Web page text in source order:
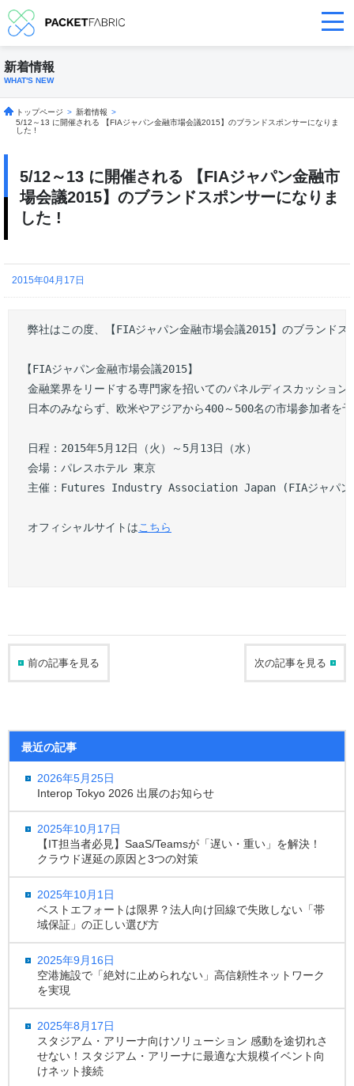
新着情報
WHAT'S NEW
トップページ > 新着情報 >
5/12～13 に開催される 【FIAジャパン金融市場会議2015】のブランドスポンサーになりま
した !
5/12～13 に開催される 【FIAジャパン金融市
場会議2015】のブランドスポンサーになりま
した !
2015年04月17日
弊社はこの度、【FIAジャパン金融市場会議2015】のブランドス
【FIAジャパン金融市場会議2015】
金融業界をリードする専門家を招いてのパネルディスカッション
日本のみならず、欧米やアジアから400～500名の市場参加者を
日程：2015年5月12日（火）～5月13日（水）
会場：パレスホテル 東京
主催：Futures Industry Association Japan (FIAジャパ
オフィシャルサイトはこちら
前の記事を見る 次の記事を見る
最近の記事
2026年5月25日
Interop Tokyo 2026 出展のお知らせ
2025年10月17日
【IT担当者必見】SaaS/Teamsが「遅い・重い」を解決！
クラウド遅延の原因と3つの対策
2025年10月1日
ベストエフォートは限界？法人向け回線で失敗しない「帯
域保証」の正しい選び方
2025年9月16日
空港施設で「絶対に止められない」高信頼性ネットワーク
を実現
2025年8月17日
スタジアム・アリーナ向けソリューション 感動を途切れさ
せない！スタジアム・アリーナに最適な大規模イベント向
けネット接続